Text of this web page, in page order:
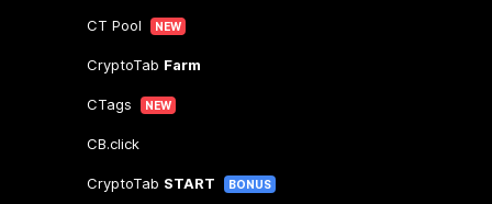
CT Pool NEW
CryptoTab Farm
CTags NEW
CB.click
CryptoTab START BONUS